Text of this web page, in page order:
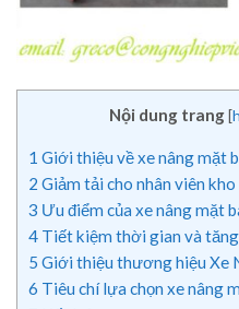
Nội dung trang[
1 Giới thiệu về xe nâng mặt
2 Giảm tải cho nhân viên kho
3 Ưu điểm của xe nâng mặt
4 Tiết kiệm thời gian và
5 Giới thiệu thương hiệu Xe
6 Tiêu chí lựa chọn xe nâng